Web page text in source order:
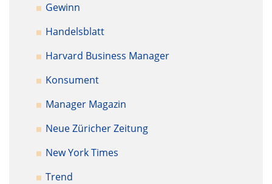
Gewinn
Handelsblatt
Harvard Business Manager
Konsument
Manager Magazin
Neue Züricher Zeitung
New York Times
Trend